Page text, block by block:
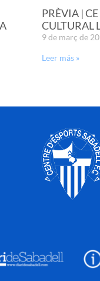
PRÈVIA |
CULTURAL
9 de març de
Leer más »